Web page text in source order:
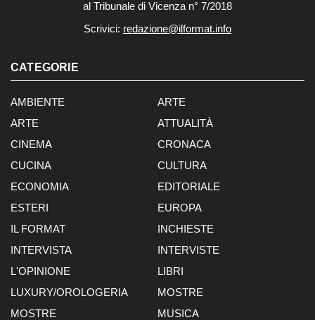
al Tribunale di Vicenza n° 7/2018
Scrivici: redazione@ilformat.info
CATEGORIE
AMBIENTE
ARTE
ARTE
ATTUALITÀ
CINEMA
CRONACA
CUCINA
CULTURA
ECONOMIA
EDITORIALE
ESTERI
EUROPA
IL FORMAT
INCHIESTE
INTERVISTA
INTERVISTE
L'OPINIONE
LIBRI
LUXURY/OROLOGERIA
MOSTRE
MOSTRE
MUSICA